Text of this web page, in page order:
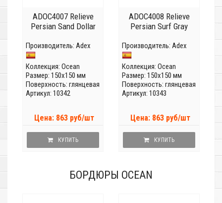
ADOC4007 Relieve
Persian Sand Dollar
Производитель: Adex
Коллекция: Ocean
Размер: 150x150 мм
Поверхность: глянцевая
Артикул: 10342
Цена: 863 руб/шт
КУПИТЬ
ADOC4008 Relieve
Persian Surf Gray
Производитель: Adex
Коллекция: Ocean
Размер: 150x150 мм
Поверхность: глянцевая
Артикул: 10343
Цена: 863 руб/шт
КУПИТЬ
БОРДЮРЫ OCEAN